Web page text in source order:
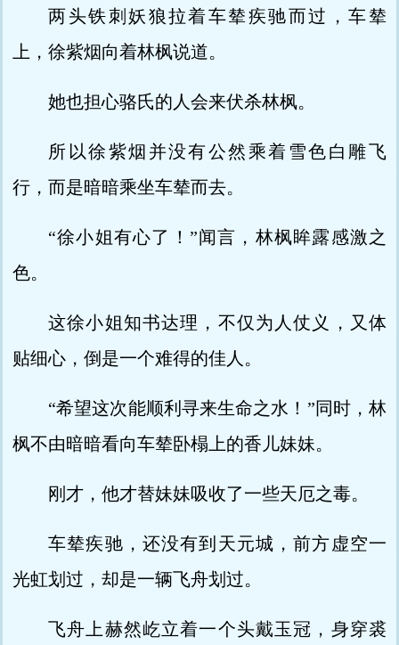
两头铁刺妖狼拉着车辇疾驰而过，车辇
上，徐紫烟向着林枫说道。
她也担心骆氏的人会来伏杀林枫。
所以徐紫烟并没有公然乘着雪色白雕飞
行，而是暗暗乘坐车辇而去。
“徐小姐有心了！”闻言，林枫眸露感激之
色。
这徐小姐知书达理，不仅为人仗义，又体
贴细心，倒是一个难得的佳人。
“希望这次能顺利寻来生命之水！”同时，林
枫不由暗暗看向车辇卧榻上的香儿妹妹。
刚才，他才替妹妹吸收了一些天厄之毒。
车辇疾驰，还没有到天元城，前方虚空一
光虹划过，却是一辆飞舟划过。
飞舟上赫然屹立着一个头戴玉冠，身穿裘